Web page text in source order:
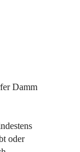
Damm
oder